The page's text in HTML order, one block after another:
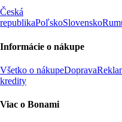
Česká
republikaPoľskoSlovensko
Informácie o nákupe
Všetko o nákupeDoprava
kredity
Viac o Bonami